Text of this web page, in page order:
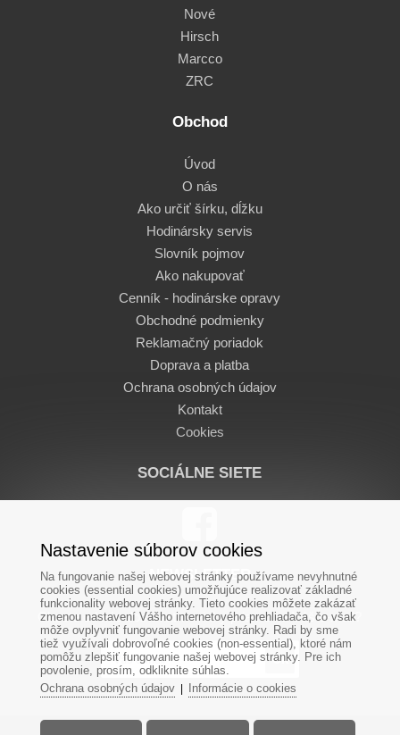
Nové
Hirsch
Marcco
ZRC
Obchod
Úvod
O nás
Ako určiť šírku, dĺžku
Hodinársky servis
Slovník pojmov
Ako nakupovať
Cenník - hodinárske opravy
Obchodné podmienky
Reklamačný poriadok
Doprava a platba
Ochrana osobných údajov
Kontakt
Cookies
SOCIÁLNE SIETE
NEWSLETTER
Chcete od nás dostávať novinky priamo na Váš e-mail?
Nastavenie súborov cookies
Na fungovanie našej webovej stránky používame nevyhnutné
cookies (essential cookies) umožňujúce realizovať základné
funkcionality webovej stránky. Tieto cookies môžete zakázať
zmenou nastavení Vášho internetového prehliadača, čo však
môže ovplyvniť fungovanie webovej stránky. Radi by sme
tiež využívali dobrovoľné cookies (non-essential), ktoré nám
pomôžu zlepšiť fungovanie našej webovej stránky. Pre ich
povolenie, prosím, odkliknite súhlas.
Ochrana osobných údajov| Informácie o cookies